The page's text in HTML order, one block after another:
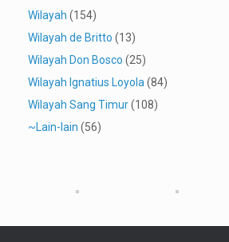
Wilayah (154)
Wilayah de Britto (13)
Wilayah Don Bosco (25)
Wilayah Ignatius Loyola (84)
Wilayah Sang Timur(108)
~Lain-lain (56)